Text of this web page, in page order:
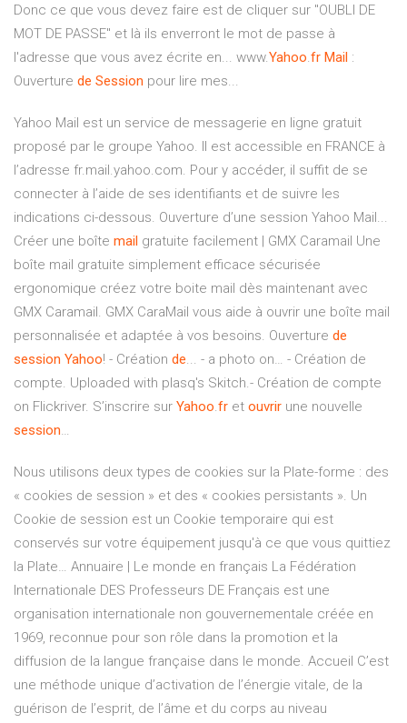
Donc ce que vous devez faire est de cliquer sur "OUBLI DE
MOT DE PASSE" et là ils enverront le mot de passe à
l'adresse que vous avez écrite en... www.Yahoo.fr Mail :
Ouverture de Session pour lire mes...
Yahoo Mail est un service de messagerie en ligne gratuit
proposé par le groupe Yahoo. Il est accessible en FRANCE à
l’adresse fr.mail.yahoo.com. Pour y accéder, il suffit de se
connecter à l’aide de ses identifiants et de suivre les
indications ci-dessous. Ouverture d’une session Yahoo Mail...
Créer une boîte mail gratuite facilement | GMX Caramail Une
boîte mail gratuite simplement efficace sécurisée
ergonomique créez votre boite mail dès maintenant avec
GMX Caramail. GMX CaraMail vous aide à ouvrir une boîte mail
personnalisée et adaptée à vos besoins. Ouverture de
session Yahoo! - Création de... - a photo on… - Création de
compte. Uploaded with plasq's Skitch.- Création de compte
on Flickriver. S’inscrire sur Yahoo.fr et ouvrir une nouvelle
session…
Nous utilisons deux types de cookies sur la Plate-forme : des
« cookies de session » et des « cookies persistants ». Un
Cookie de session est un Cookie temporaire qui est
conservés sur votre équipement jusqu'à ce que vous quittiez
la Plate… Annuaire | Le monde en français La Fédération
Internationale DES Professeurs DE Français est une
organisation internationale non gouvernementale créée en
1969, reconnue pour son rôle dans la promotion et la
diffusion de la langue française dans le monde. Accueil C’est
une méthode unique d’activation de l’énergie vitale, de la
guérison de l’esprit, de l’âme et du corps au niveau